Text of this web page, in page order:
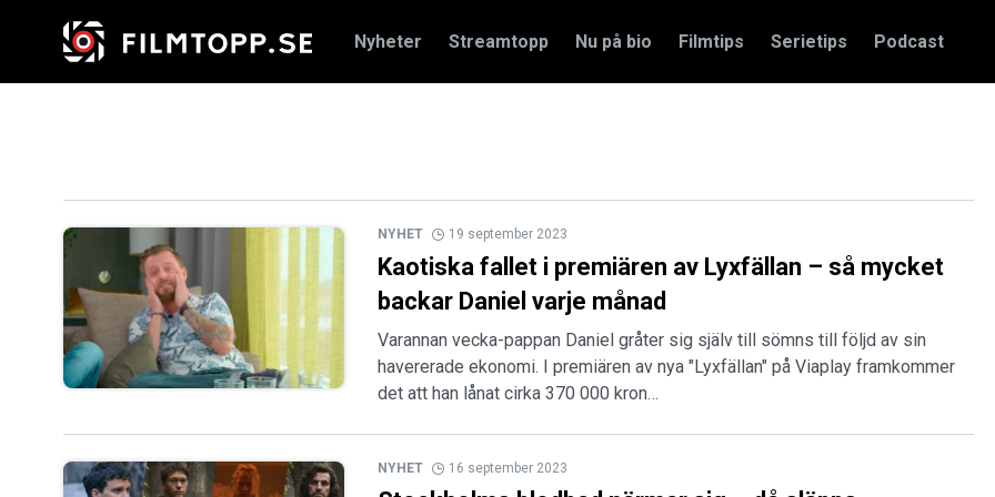
Nyheter Streamtopp Nu på bio Filmtips Serietips Podcast
NYHET 19 september 2023
Kaotiska fallet i premiären av Lyxfällan – så mycket
backar Daniel varje månad
Varannan vecka-pappan Daniel gråter sig själv till sömns till följd av sin
havererade ekonomi. I premiären av nya "Lyxfällan" på Viaplay framkommer
det att han lånat cirka 370 000 kron…
NYHET 16 september 2023